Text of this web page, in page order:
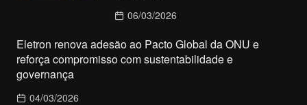
06/03/2026
Eletron renova adesão ao Pacto Global da ONU e
reforça compromisso com sustentabilidade e
governança
04/03/2026